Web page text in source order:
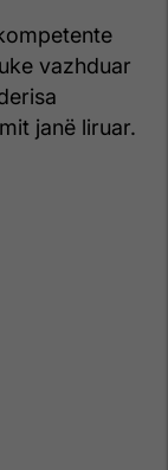
vazhduar
janë liruar.